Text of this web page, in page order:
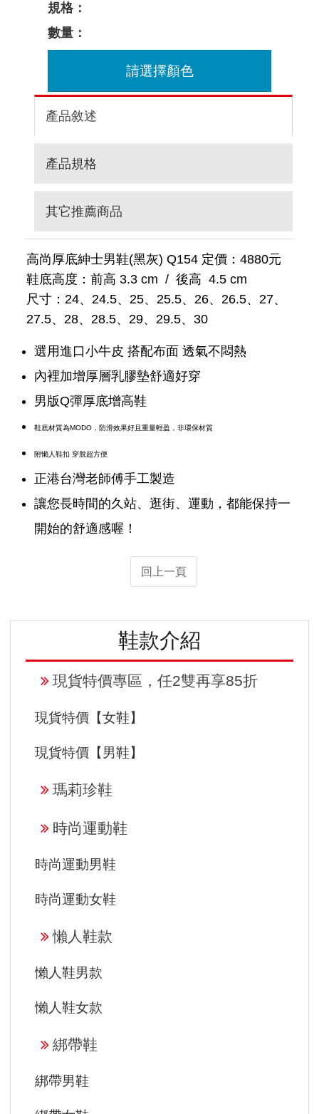
鞋款介紹
現貨特價專區，任2雙再享85折
現貨特價【女鞋】
現貨特價【男鞋】
瑪莉珍鞋
時尚運動鞋
時尚運動男鞋
時尚運動女鞋
懶人鞋款
懶人鞋男款
懶人鞋女款
綁帶鞋
綁帶男鞋
規格：
數量：
請選擇顏色
產品敘述
產品規格
其它推薦商品
高尚厚底紳士男鞋(黑灰) Q154 定價：4880元
鞋底高度：前高 3.3 cm / 後高 4.5 cm
尺寸：24、24.5、25、25.5、26、26.5、27、
27.5、28、28.5、29、29.5、30
選用進口小牛皮 搭配布面 透氣不悶熱
內裡加增厚層乳膠墊舒適好穿
男版Q彈厚底增高鞋
鞋底材質為MODO，防滑效果好且重量輕盈，非環保材質
附懶人鞋扣 穿脫超方便
正港台灣老師傅手工製造
讓您長時間的久站、逛街、運動，都能保持一
開始的舒適感喔！
回上一頁